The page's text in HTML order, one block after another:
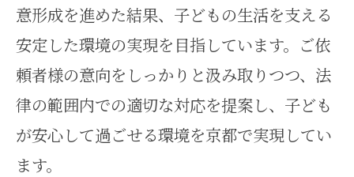
意形成を進めた結果、子どもの生活を支える
安定した環境の実現を目指しています。ご依
頼者様の意向をしっかりと汲み取りつつ、法
律の範囲内での適切な対応を提案し、子ども
が安心して過ごせる環境を京都で実現してい
ます。